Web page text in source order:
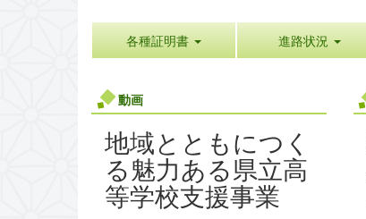
各種証明書 進路状況
動画
地域とともにつく
る魅力ある県立高
等学校支援事業